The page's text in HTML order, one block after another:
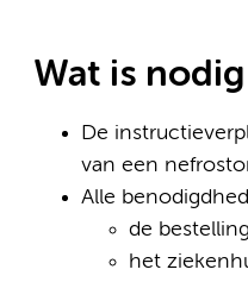
Wat is
De
van een
Alle
de
het